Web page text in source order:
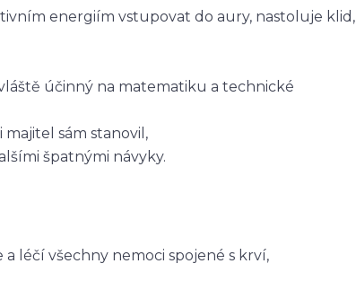
energiím vstupovat do aury, nastoluje klid,
účinný na matematiku a technické
sám stanovil,
špatnými návyky.
léčí všechny nemoci spojené s krví,